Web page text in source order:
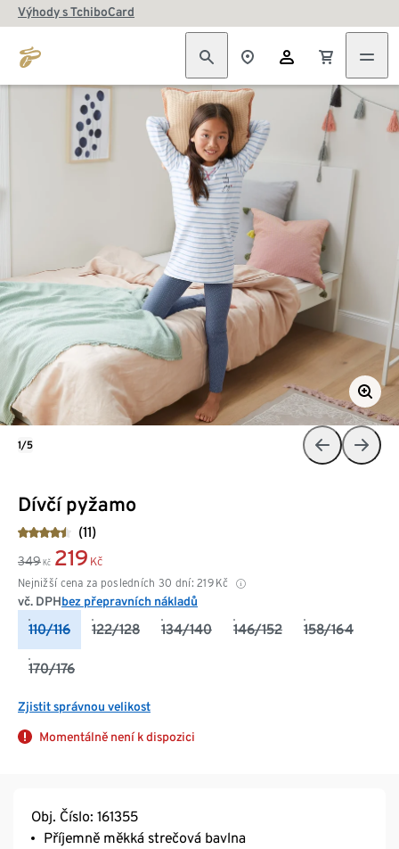
Výhody s TchiboCard
Dívčí pyžamo
(11)
349 Kč 219 Kč
Nejnižší cena za posledních 30 dní: 219 Kč
vč. DPHbez přepravních nákladů
110/116 122/128 134/140 146/152 158/164
170/176
Zjistit správnou velikost
Momentálně není k dispozici
1/5
Obj. Číslo: 161355
Příjemně měkká strečová bavlna